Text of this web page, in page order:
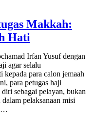
Makkah:
Hati
Irfan Yusuf dengan
agar selalu
kepada para calon jemaah
para petugas haji
sebagai pelayan, bukan
pelaksanaan misi